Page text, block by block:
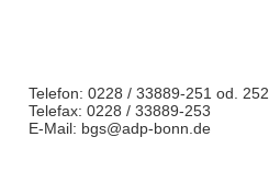
Telefon: 0228 / 33889-251 od. 252
Telefax: 0228 / 33889-253
E-Mail: bgs@adp-bonn.de